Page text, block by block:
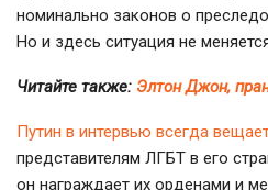
номинально законов о
Но и здесь ситуация не
Читайте также: Элтон Джон,
Путин в интервью всегда
представителям ЛГБТ в его
он награждает их орденами и